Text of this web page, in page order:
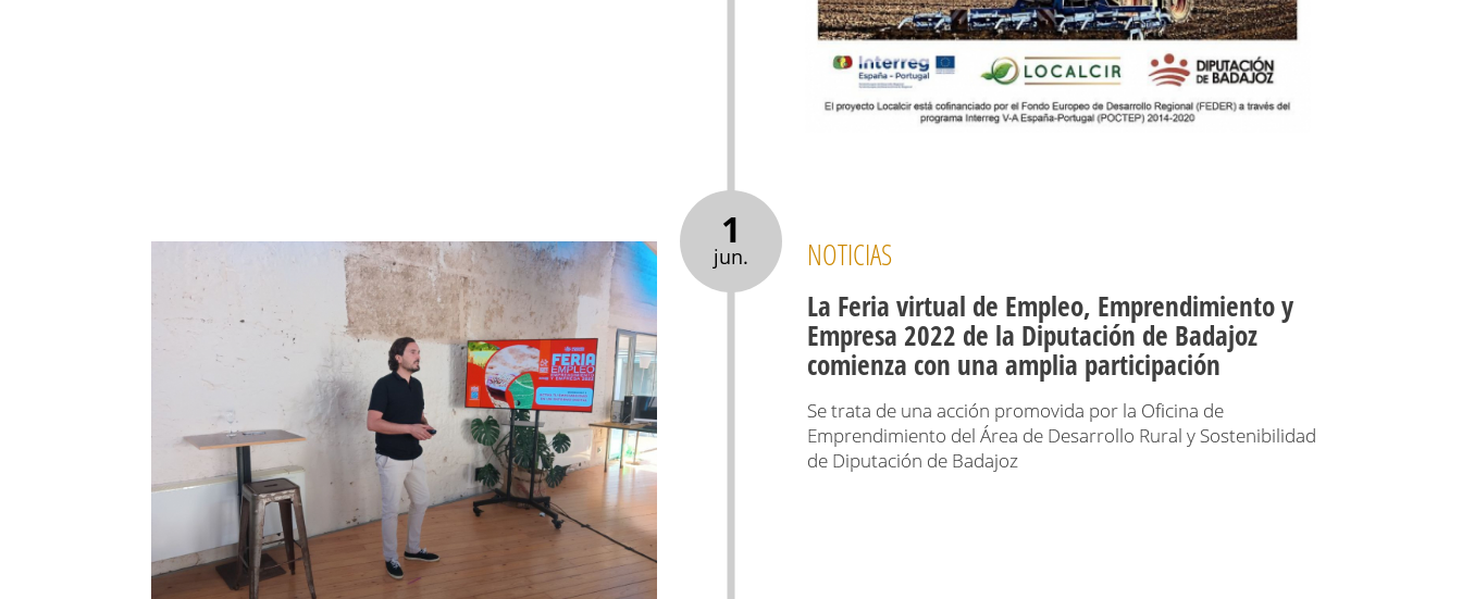
1
jun. NOTICIAS
La Feria virtual de Empleo, Emprendimiento y
Empresa 2022 de la Diputación de Badajoz
comienza con una amplia participación
Se trata de una acción promovida por la Oficina de
Emprendimiento del Área de Desarrollo Rural y Sostenibilidad
de Diputación de Badajoz